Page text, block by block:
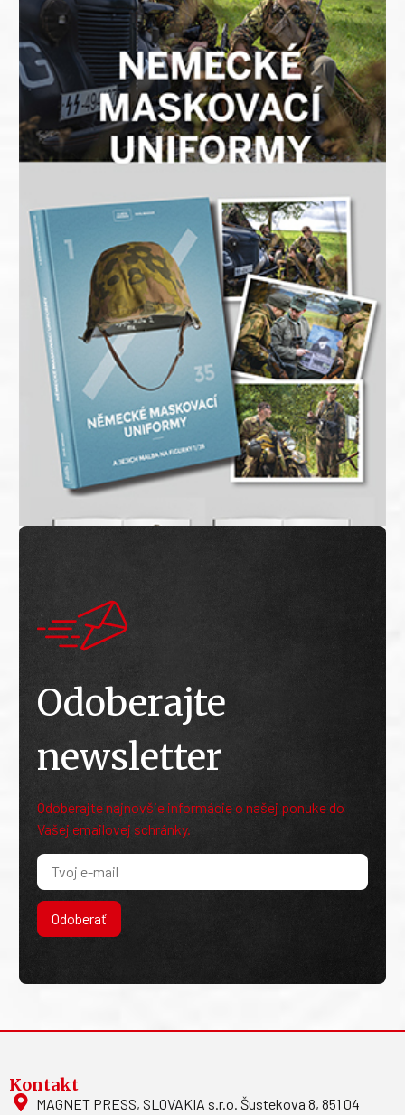
Odoberajte
newsletter
Odoberajte najnovšie informácie o našej ponuke do
Vašej emailovej schránky.
Odoberať
Kontakt
MAGNET PRESS, SLOVAKIA s.r.o. Šustekova 8, 851 04